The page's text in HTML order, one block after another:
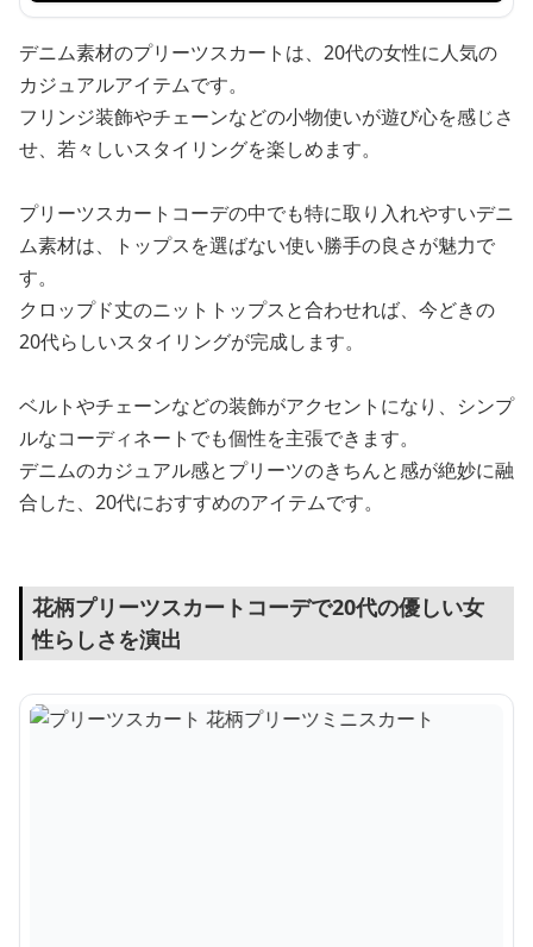
デニム素材のプリーツスカートは、20代の女性に人気の
カジュアルアイテムです。
フリンジ装飾やチェーンなどの小物使いが遊び心を感じさ
せ、若々しいスタイリングを楽しめます。
プリーツスカートコーデの中でも特に取り入れやすいデニ
ム素材は、トップスを選ばない使い勝手の良さが魅力で
す。
クロップド丈のニットトップスと合わせれば、今どきの
20代らしいスタイリングが完成します。
ベルトやチェーンなどの装飾がアクセントになり、シンプ
ルなコーディネートでも個性を主張できます。
デニムのカジュアル感とプリーツのきちんと感が絶妙に融
合した、20代におすすめのアイテムです。
花柄プリーツスカートコーデで20代の優しい女
性らしさを演出